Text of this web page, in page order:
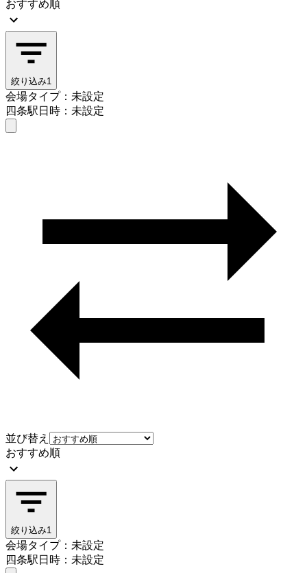
おすすめ順
絞り込み1
会場タイプ：未設定
四条駅日時：未設定
並び替え
おすすめ順
絞り込み1
会場タイプ：未設定
四条駅日時：未設定